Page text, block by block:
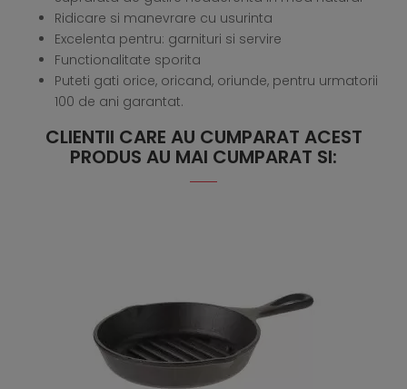
Ridicare si manevrare cu usurinta
Excelenta pentru: garnituri si servire
Functionalitate sporita
Puteti gati orice, oricand, oriunde, pentru urmatorii
100 de ani garantat.
CLIENTII CARE AU CUMPARAT ACEST
PRODUS AU MAI CUMPARAT SI: